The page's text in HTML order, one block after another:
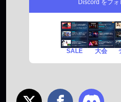
Discord をフォ
SALE 大会